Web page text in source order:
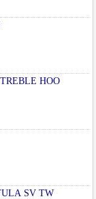
HOO
2020*** TATULA SV TW